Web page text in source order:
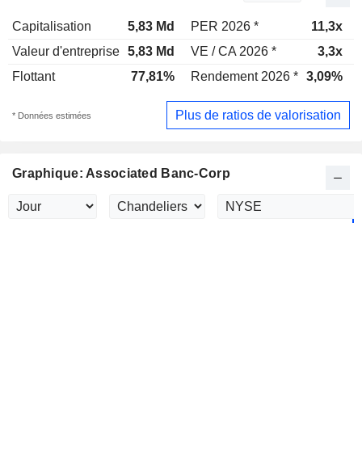
Capitalisation 5,83 Md PER 2026 * 11,3x
Valeur d'entreprise 5,83 Md VE / CA 2026 * 3,3x
Flottant
77,81% Rendement 2026 * 3,09%
* Données estimées Plus de ratios de valorisation
Graphique: Associated Banc-Corp